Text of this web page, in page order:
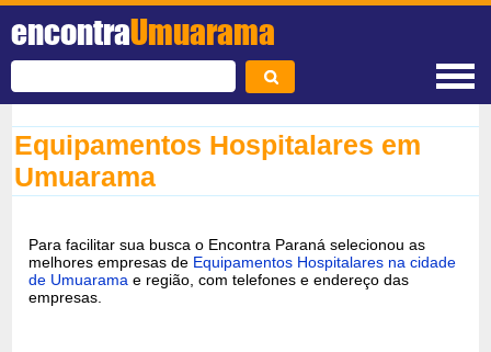
encontraUmuarama
Equipamentos Hospitalares em
Umuarama
Para facilitar sua busca o Encontra Paraná selecionou as
melhores empresas de Equipamentos Hospitalares na cidade
de Umuarama e região, com telefones e endereço das
empresas.